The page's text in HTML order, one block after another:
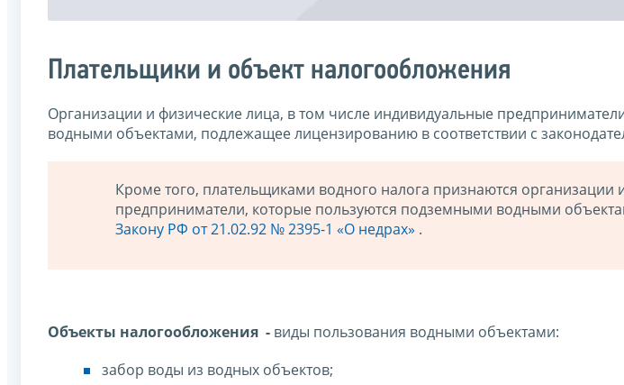
Плательщики и объект налогообложения
Организации и физические лица, в том числе индивидуальные
водными объектами, подлежащее лицензированию в соответствии с
Кроме того, плательщиками водного налога признаются организации
предприниматели, которые пользуются подземными водными
Закону РФ от 21.02.92 № 2395-1 «О недрах» .
Объекты налогообложения - виды пользования водными объектами:
забор воды из водных объектов;